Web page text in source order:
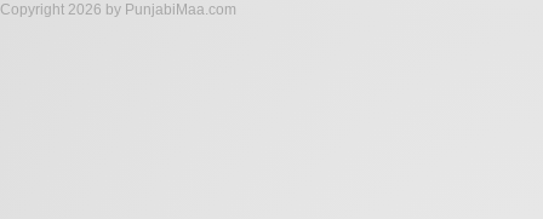
Copyright 2026 by PunjabiMaa.com